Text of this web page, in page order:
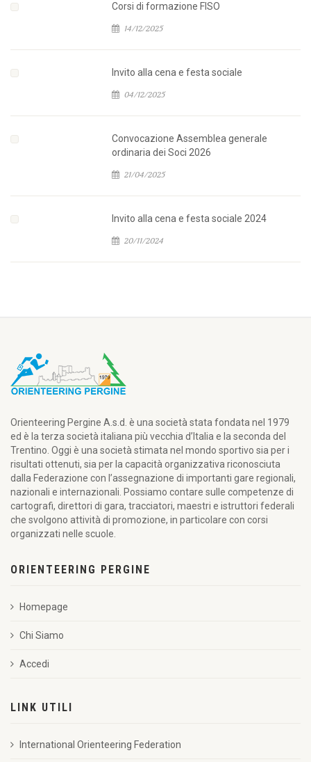
Corsi di formazione FISO
14/12/2025
Invito alla cena e festa sociale
04/12/2025
Convocazione Assemblea generale
ordinaria dei Soci 2026
21/04/2025
Invito alla cena e festa sociale 2024
20/11/2024
Orienteering Pergine A.s.d. è una società stata fondata nel 1979
ed è la terza società italiana più vecchia d’Italia e la seconda del
Trentino. Oggi è una società stimata nel mondo sportivo sia per i
risultati ottenuti, sia per la capacità organizzativa riconosciuta
dalla Federazione con l’assegnazione di importanti gare regionali,
nazionali e internazionali. Possiamo contare sulle competenze di
cartografi, direttori di gara, tracciatori, maestri e istruttori federali
che svolgono attività di promozione, in particolare con corsi
organizzati nelle scuole.
ORIENTEERING PERGINE
Homepage
Chi Siamo
Accedi
LINK UTILI
International Orienteering Federation